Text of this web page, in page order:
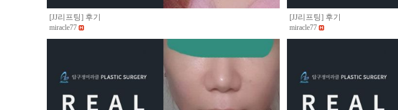
[JJ리프팅] 후기
miracle77
[JJ리프팅] 후기
miracle77